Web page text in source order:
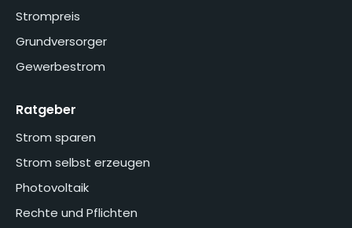
Strompreis
Grundversorger
Gewerbestrom
Ratgeber
Strom sparen
Strom selbst erzeugen
Photovoltaik
Rechte und Pflichten